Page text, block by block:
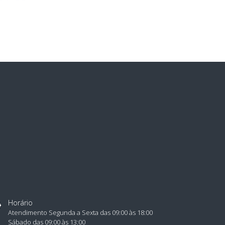
Horário
Atendimento Segunda a Sexta das 09:00 às 18:00
Sábado das 09:00 às 13:00